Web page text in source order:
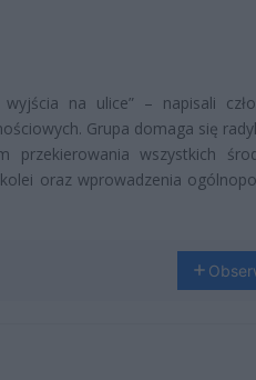
na ulice” – napisali
Grupa domaga się
przekierowania wszystkich
oraz wprowadzenia